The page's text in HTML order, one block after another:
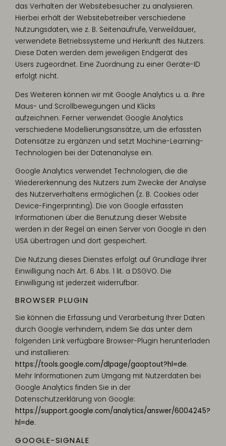
das Verhalten der Websitebesucher zu analysieren.
Hierbei erhält der Websitebetreiber verschiedene
Nutzungsdaten, wie z. B. Seitenaufrufe, Verweildauer,
verwendete Betriebssysteme und Herkunft des Nutzers.
Diese Daten werden dem jeweiligen Endgerät des
Users zugeordnet. Eine Zuordnung zu einer Geräte-ID
erfolgt nicht.
Des Weiteren können wir mit Google Analytics u. a. Ihre
Maus- und Scrollbewegungen und Klicks
aufzeichnen. Ferner verwendet Google Analytics
verschiedene Modellierungsansätze, um die erfassten
Datensätze zu ergänzen und setzt Machine-Learning-
Technologien bei der Datenanalyse ein.
Google Analytics verwendet Technologien, die die
Wiedererkennung des Nutzers zum Zwecke der Analyse
des Nutzerverhaltens ermöglichen (z. B. Cookies oder
Device-Fingerprinting). Die von Google erfassten
Informationen über die Benutzung dieser Website
werden in der Regel an einen Server von Google in den
USA übertragen und dort gespeichert.
Die Nutzung dieses Dienstes erfolgt auf Grundlage Ihrer
Einwilligung nach Art. 6 Abs. 1 lit. a DSGVO. Die
Einwilligung ist jederzeit widerrufbar.
BROWSER PLUGIN
Sie können die Erfassung und Verarbeitung Ihrer Daten
durch Google verhindern, indem Sie das unter dem
folgenden Link verfügbare Browser-Plugin herunterladen
und installieren:
https://tools.google.com/dlpage/gaoptout?hl=de.
Mehr Informationen zum Umgang mit Nutzerdaten bei
Google Analytics finden Sie in der
Datenschutzerklärung von Google:
https://support.google.com/analytics/answer/6004245?
hl=de.
GOOGLE-SIGNALE